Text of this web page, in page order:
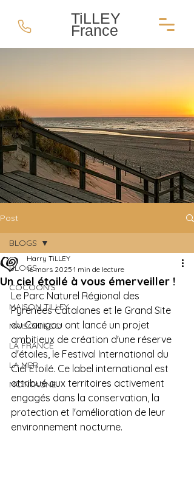
TiLLEY
France
Post
BLOGS
COCOON'S
MAISON TILLEY
MAISON ECO
LA FRANCE
LA MER
MONTAGNE
BLOGS
Un ciel étoilé à vous émerveiller !
Harry TiLLEY
16 mars 2025 1 min de lecture
Le Parc Naturel Régional des
Pyrénées Catalanes et le Grand Site
du Canigou ont lancé un projet
ambitieux de création d'une réserve
d'étoiles, le Festival International du
Ciel Étoilé. Ce label international est
attribué aux territoires activement
engagés dans la conservation, la
protection et l'amélioration de leur
environnement nocturne.